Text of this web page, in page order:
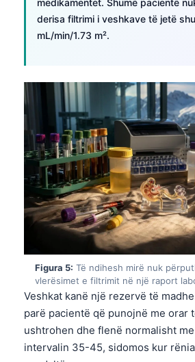
derisa filtrimi i veshkave të jetë
mL/min/1.73 m².
Figura 5: Të ndihesh mirë nuk
vlerësimet e filtrimit në një raport
Veshkat kanë një rezervë të
parë pacientë që punojnë me orar
ushtrohen dhe flenë normalisht me
intervalin 35-45, sidomos kur